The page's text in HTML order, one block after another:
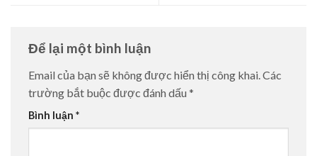
Để lại một bình luận
Email của bạn sẽ không được hiển thị công khai.Các
trường bắt buộc được đánh dấu *
Bình luận *